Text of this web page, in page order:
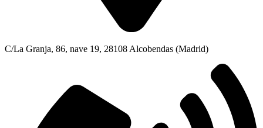
C/La Granja, 86, nave 19, 28108 Alcobendas (Madrid)